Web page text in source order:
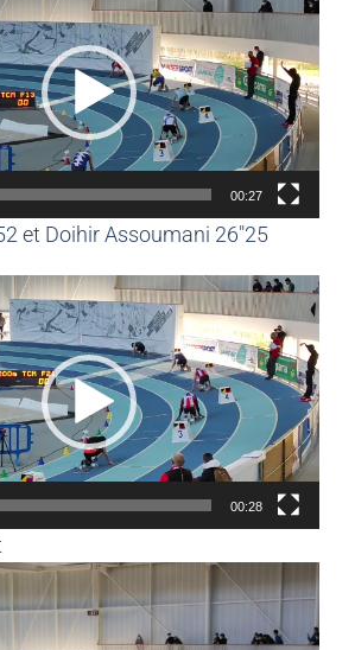
00:27
et Doihir Assoumani 26″25
00:28